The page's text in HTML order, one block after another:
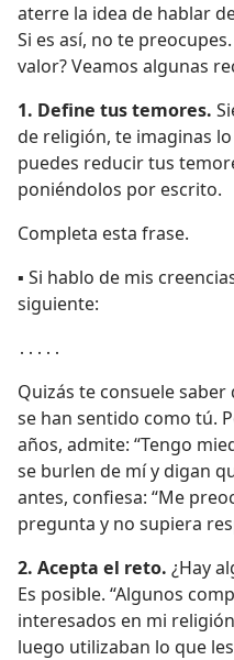
aterre la idea de hablar
Si es así, no te
valor? Veamos algunas
1. Define tus temores.
de religión, te imaginas
puedes reducir tus
poniéndolos por escrito.
Completa esta frase.
▪ Si hablo de mis
siguiente:
․․․․․
Quizás te consuele
se han sentido como tú.
años, admite: “Tengo
se burlen de mí y digan
antes, confiesa: “Me
pregunta y no supiera
2. Acepta el reto. ¿Hay
Es posible. “Algunos
interesados en mi religión
luego utilizaban lo que